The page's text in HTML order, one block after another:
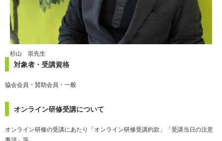
杉山 崇先生
対象者・受講資格
協会会員・賛助会員・一般
オンライン研修受講について
オンライン研修の受講にあたり「オンライン研修受講約款」「受講当日の注意